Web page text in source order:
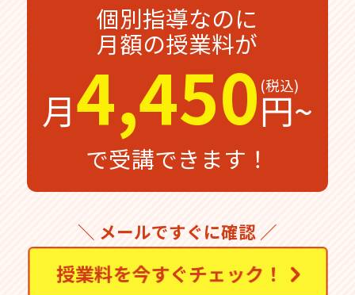
個別指導なのに
月額の授業料が
月4,450円~
で受講できます！
＼ メールですぐに確認 ／
授業料を今すぐチェック！